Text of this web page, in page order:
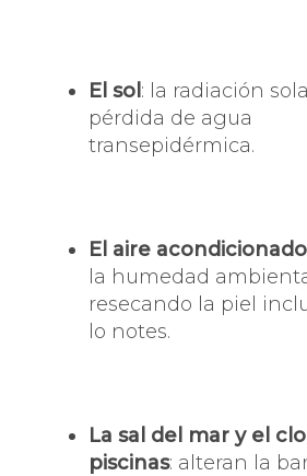
El sol : la radiación
pérdida de agua
transepidérmica.
El aire acondicionado
la humedad
resecando la piel
lo notes.
La sal del mar y el
piscinas: alteran la